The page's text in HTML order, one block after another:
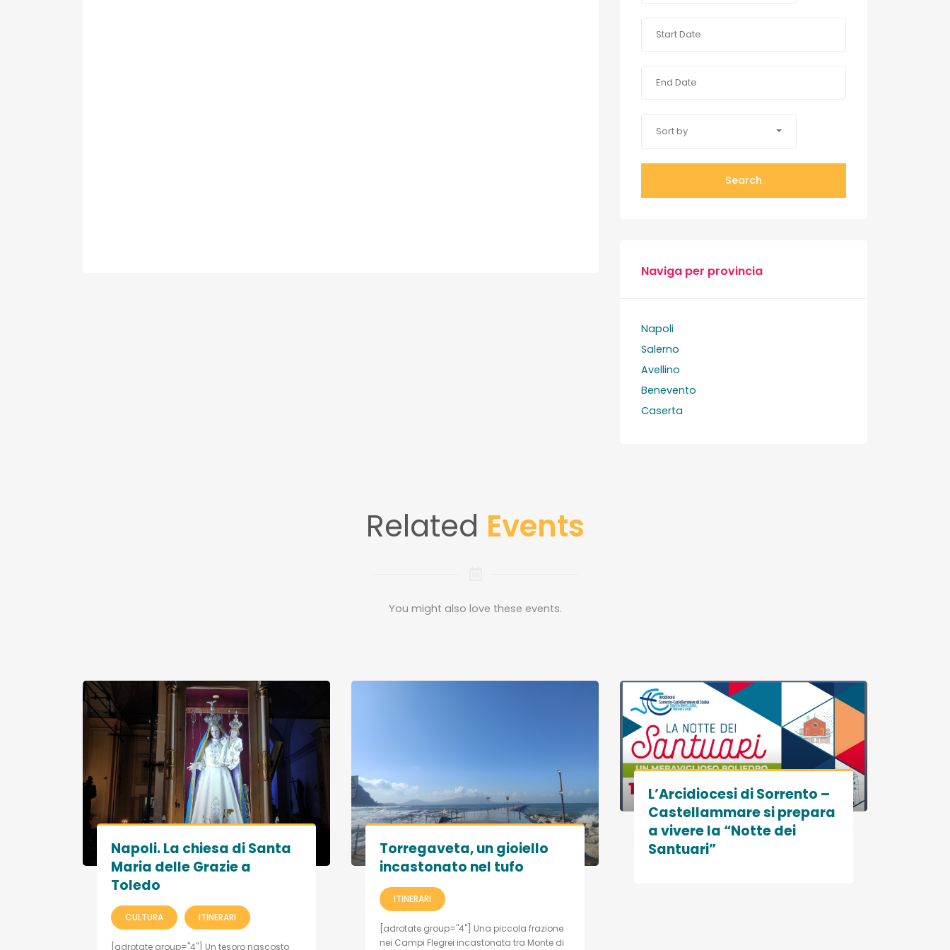
Sort by
Search
Naviga per provincia
Napoli
Salerno
Avellino
Benevento
Caserta
Related Events
You might also love these events.
Napoli. La chiesa di Santa
Maria delle Grazie a
Toledo
CULTURA ITINERARI
[adrotate group="4"] Un tesoro nascosto
Torregaveta, un gioiello
incastonato nel tufo
ITINERARI
[adrotate group="4"] Una piccola frazione
nei Campi Flegrei incastonata tra Monte di
L’Arcidiocesi di Sorrento –
Castellammare si prepara
a vivere la “Notte dei
Santuari”